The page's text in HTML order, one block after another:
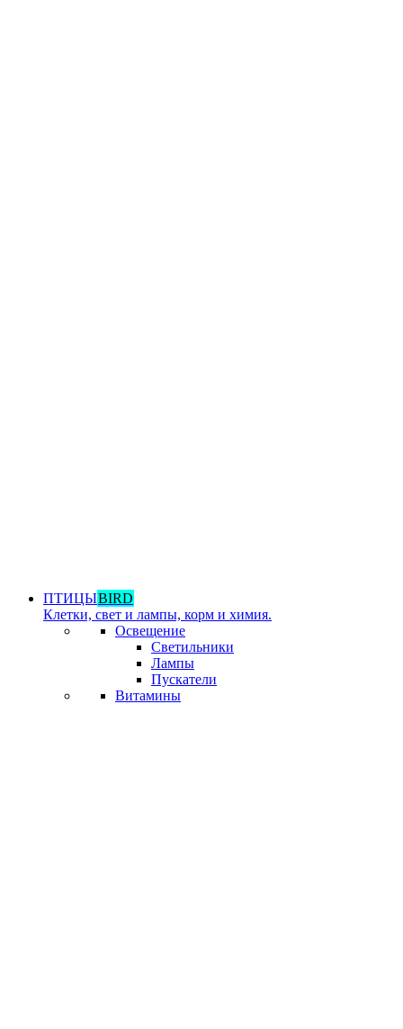
ПТИЦЫBIRD
Клетки, свет и лампы, корм и химия.
Освещение
Светильники
Лампы
Пускатели
Витамины